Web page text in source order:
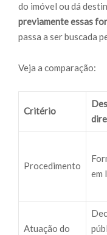
do imóvel ou dá
previamente essas
passa a ser buscada
Veja a comparação:
Critério
Procedimento
em
Atuação do